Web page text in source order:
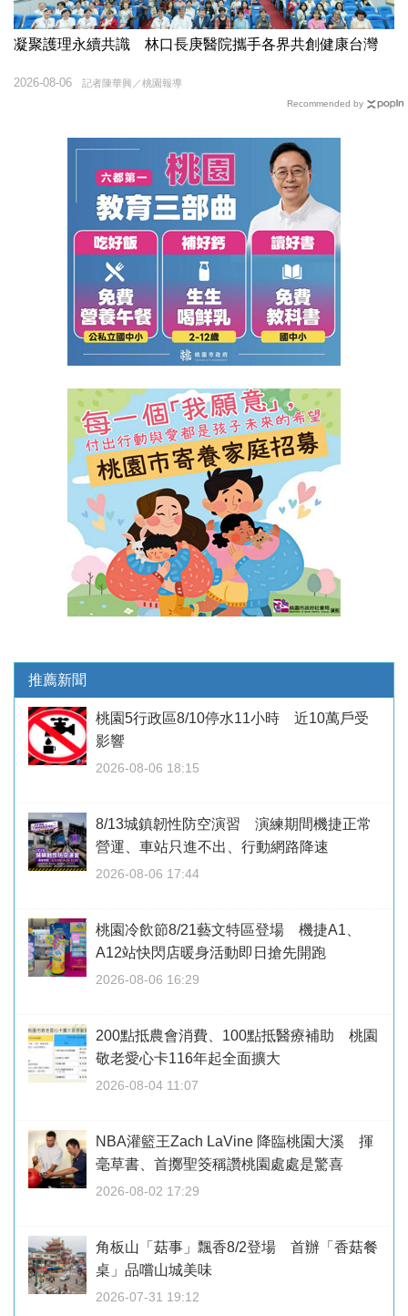
凝聚護理永續共識 林口長庚醫院攜手各界共創健康台灣
記者陳華興／桃園報導
2026-08-06
Recommended by
推薦新聞
桃園5行政區8/10停水11小時 近10萬戶受
影響
2026-08-06 18:15
8/13城鎮韌性防空演習 演練期間機捷正常
營運、車站只進不出、行動網路降速
2026-08-06 17:44
桃園冷飲節8/21藝文特區登場 機捷A1、
A12站快閃店暖身活動即日搶先開跑
2026-08-06 16:29
200點抵農會消費、100點抵醫療補助 桃園
敬老愛心卡116年起全面擴大
2026-08-04 11:07
NBA灌籃王Zach LaVine 降臨桃園大溪 揮
毫草書、首擲聖筊稱讚桃園處處是驚喜
2026-08-02 17:29
角板山「菇事」飄香8/2登場 首辦「香菇餐
桌」品嚐山城美味
2026-07-31 19:12